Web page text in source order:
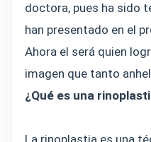
doctora, pues ha sido
han presentado en el
Ahora el será quien
imagen que tanto
¿Qué es una